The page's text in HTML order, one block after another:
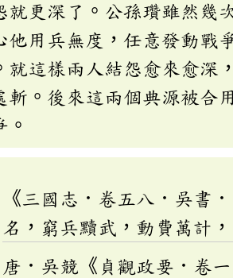
就更深了。公孫瓚雖然幾
他用兵無度，任意發動戰
就這樣兩人結怨愈來愈深
斬。後來這兩個典源被合
。
《三國志．卷五八．吳書
名，窮兵黷武，動費萬計
唐．吳競《貞觀政要．卷